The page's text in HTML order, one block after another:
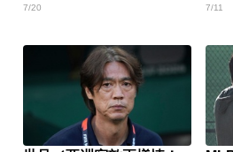
爐
7/20 7/11